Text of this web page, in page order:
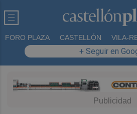
FORO PLAZA CASTELLÓN VILA-
+ Seguir en